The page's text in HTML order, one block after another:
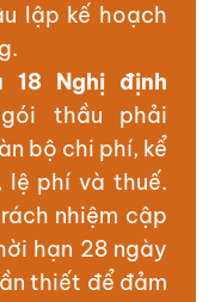
lập kế hoạch
18 Nghị định
thầu phải
bộ chi phí, kể
lệ phí và thuế.
nhiệm cập
hạn 28 ngày
thiết để đảm